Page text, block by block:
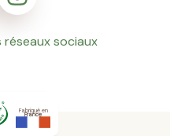
réseaux sociaux
Fabriqué en
France